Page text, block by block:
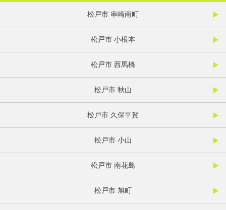
松戸市 串崎南町
松戸市 小根本
松戸市 西馬橋
松戸市 秋山
松戸市 久保平賀
松戸市 小山
松戸市 南花島
松戸市 旭町